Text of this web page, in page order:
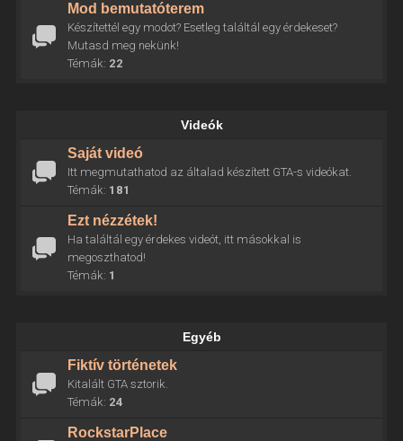
Mod bemutatóterem
Készítettél egy modot? Esetleg találtál egy érdekeset?
Mutasd meg nekünk!
Témák: 22
Videók
Saját videó
Itt megmutathatod az általad készített GTA-s videókat.
Témák: 181
Ezt nézzétek!
Ha találtál egy érdekes videót, itt másokkal is
megoszthatod!
Témák: 1
Egyéb
Fiktív történetek
Kitalált GTA sztorik.
Témák: 24
RockstarPlace